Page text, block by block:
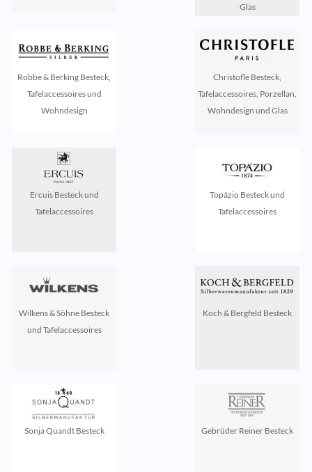
Glas
Robbe & Berking Besteck,
Tafelaccessoires und
Wohndesign
Christofle Besteck,
Tafelaccessoires, Porzellan,
Wohndesign und Glas
Ercuis Besteck und
Tafelaccessoires
Topázio Besteck und
Tafelaccessoires
Wilkens & Söhne Besteck
und Tafelaccessoires
Koch & Bergfeld Besteck
Sonja Quandt Besteck Gebrüder Reiner Besteck